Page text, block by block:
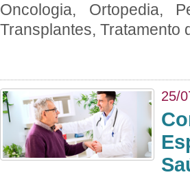
Oncologia, Ortopedia,
Transplantes, Tratamento
25/